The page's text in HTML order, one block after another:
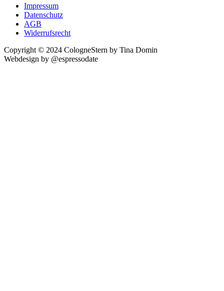
Impressum
Datenschutz
AGB
Widerrufsrecht
Copyright © 2024 CologneStern by Tina Domin
Webdesign by @espressodate